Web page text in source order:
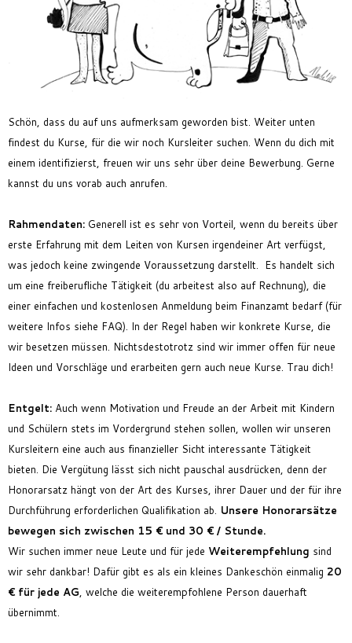
Feriencamp
Kontakt
Schön, dass du auf uns aufmerksam geworden bist. Weiter unten
findest du Kurse, für die wir noch Kursleiter suchen. Wenn du dich mit
einem identifizierst, freuen wir uns sehr über deine Bewerbung. Gerne
kannst du uns vorab auch anrufen.
Rahmendaten: Generell ist es sehr von Vorteil, wenn du bereits über
erste Erfahrung mit dem Leiten von Kursen irgendeiner Art verfügst,
was jedoch keine zwingende Voraussetzung darstellt. Es handelt sich
um eine freiberufliche Tätigkeit (du arbeitest also auf Rechnung), die
einer einfachen und kostenlosen Anmeldung beim Finanzamt bedarf (für
weitere Infos siehe FAQ). In der Regel haben wir konkrete Kurse, die
wir besetzen müssen. Nichtsdestotrotz sind wir immer offen für neue
Ideen und Vorschläge und erarbeiten gern auch neue Kurse. Trau dich!
Entgelt: Auch wenn Motivation und Freude an der Arbeit mit Kindern
und Schülern stets im Vordergrund stehen sollen, wollen wir unseren
Kursleitern eine auch aus finanzieller Sicht interessante Tätigkeit
bieten. Die Vergütung lässt sich nicht pauschal ausdrücken, denn der
Honorarsatz hängt von der Art des Kurses, ihrer Dauer und der für ihre
Durchführung erforderlichen Qualifikation ab. Unsere Honorarsätze
bewegen sich zwischen 15 € und 30 € / Stunde.
Wir suchen immer neue Leute und für jede Weiterempfehlung sind
wir sehr dankbar! Dafür gibt es als ein kleines Dankeschön einmalig 20
€ für jede AG, welche die weiterempfohlene Person dauerhaft
übernimmt.